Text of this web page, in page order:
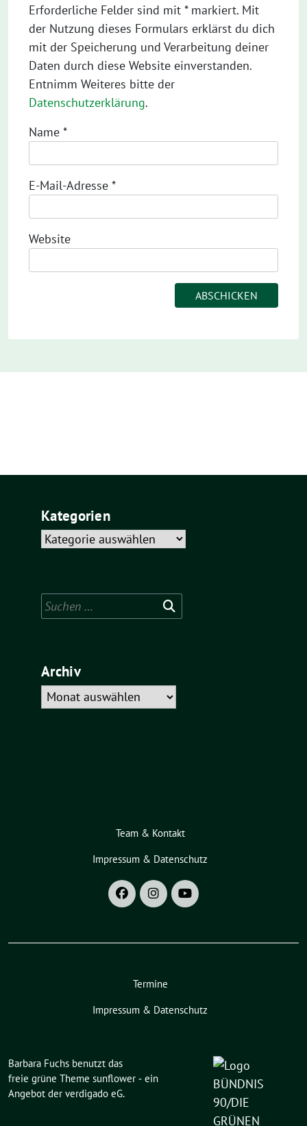
Erforderliche Felder sind mit * markiert. Mit
der Nutzung dieses Formulars erklärst du dich
mit der Speicherung und Verarbeitung deiner
Daten durch diese Website einverstanden.
Entnimm Weiteres bitte der
Datenschutzerklärung.
Name *
E-Mail-Adresse *
Website
Kategorien
Kategorien
Suchen
nach:
Archiv
Archiv
Team & Kontakt
Impressum & Datenschutz
Termine
Impressum & Datenschutz
Barbara Fuchs benutzt das
freie grüne Theme sunflower ‐ ein
Angebot der verdigado eG.